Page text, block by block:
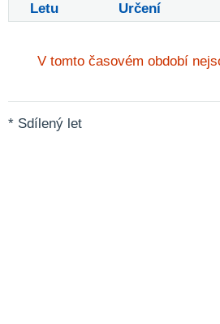
Letu Určení
V tomto časovém období
* Sdílený let